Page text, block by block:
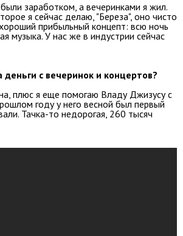
заработком, а вечеринками я жил.
я сейчас делаю, "Береза", оно чисто
прибыльный концепт: всю ночь
музыка. У нас же в индустрии сейчас
деньги с вечеринок и концертов?
плюс я еще помогаю Владу Джизусу с
году у него весной был первый
Тачка-то недорогая, 260 тысяч